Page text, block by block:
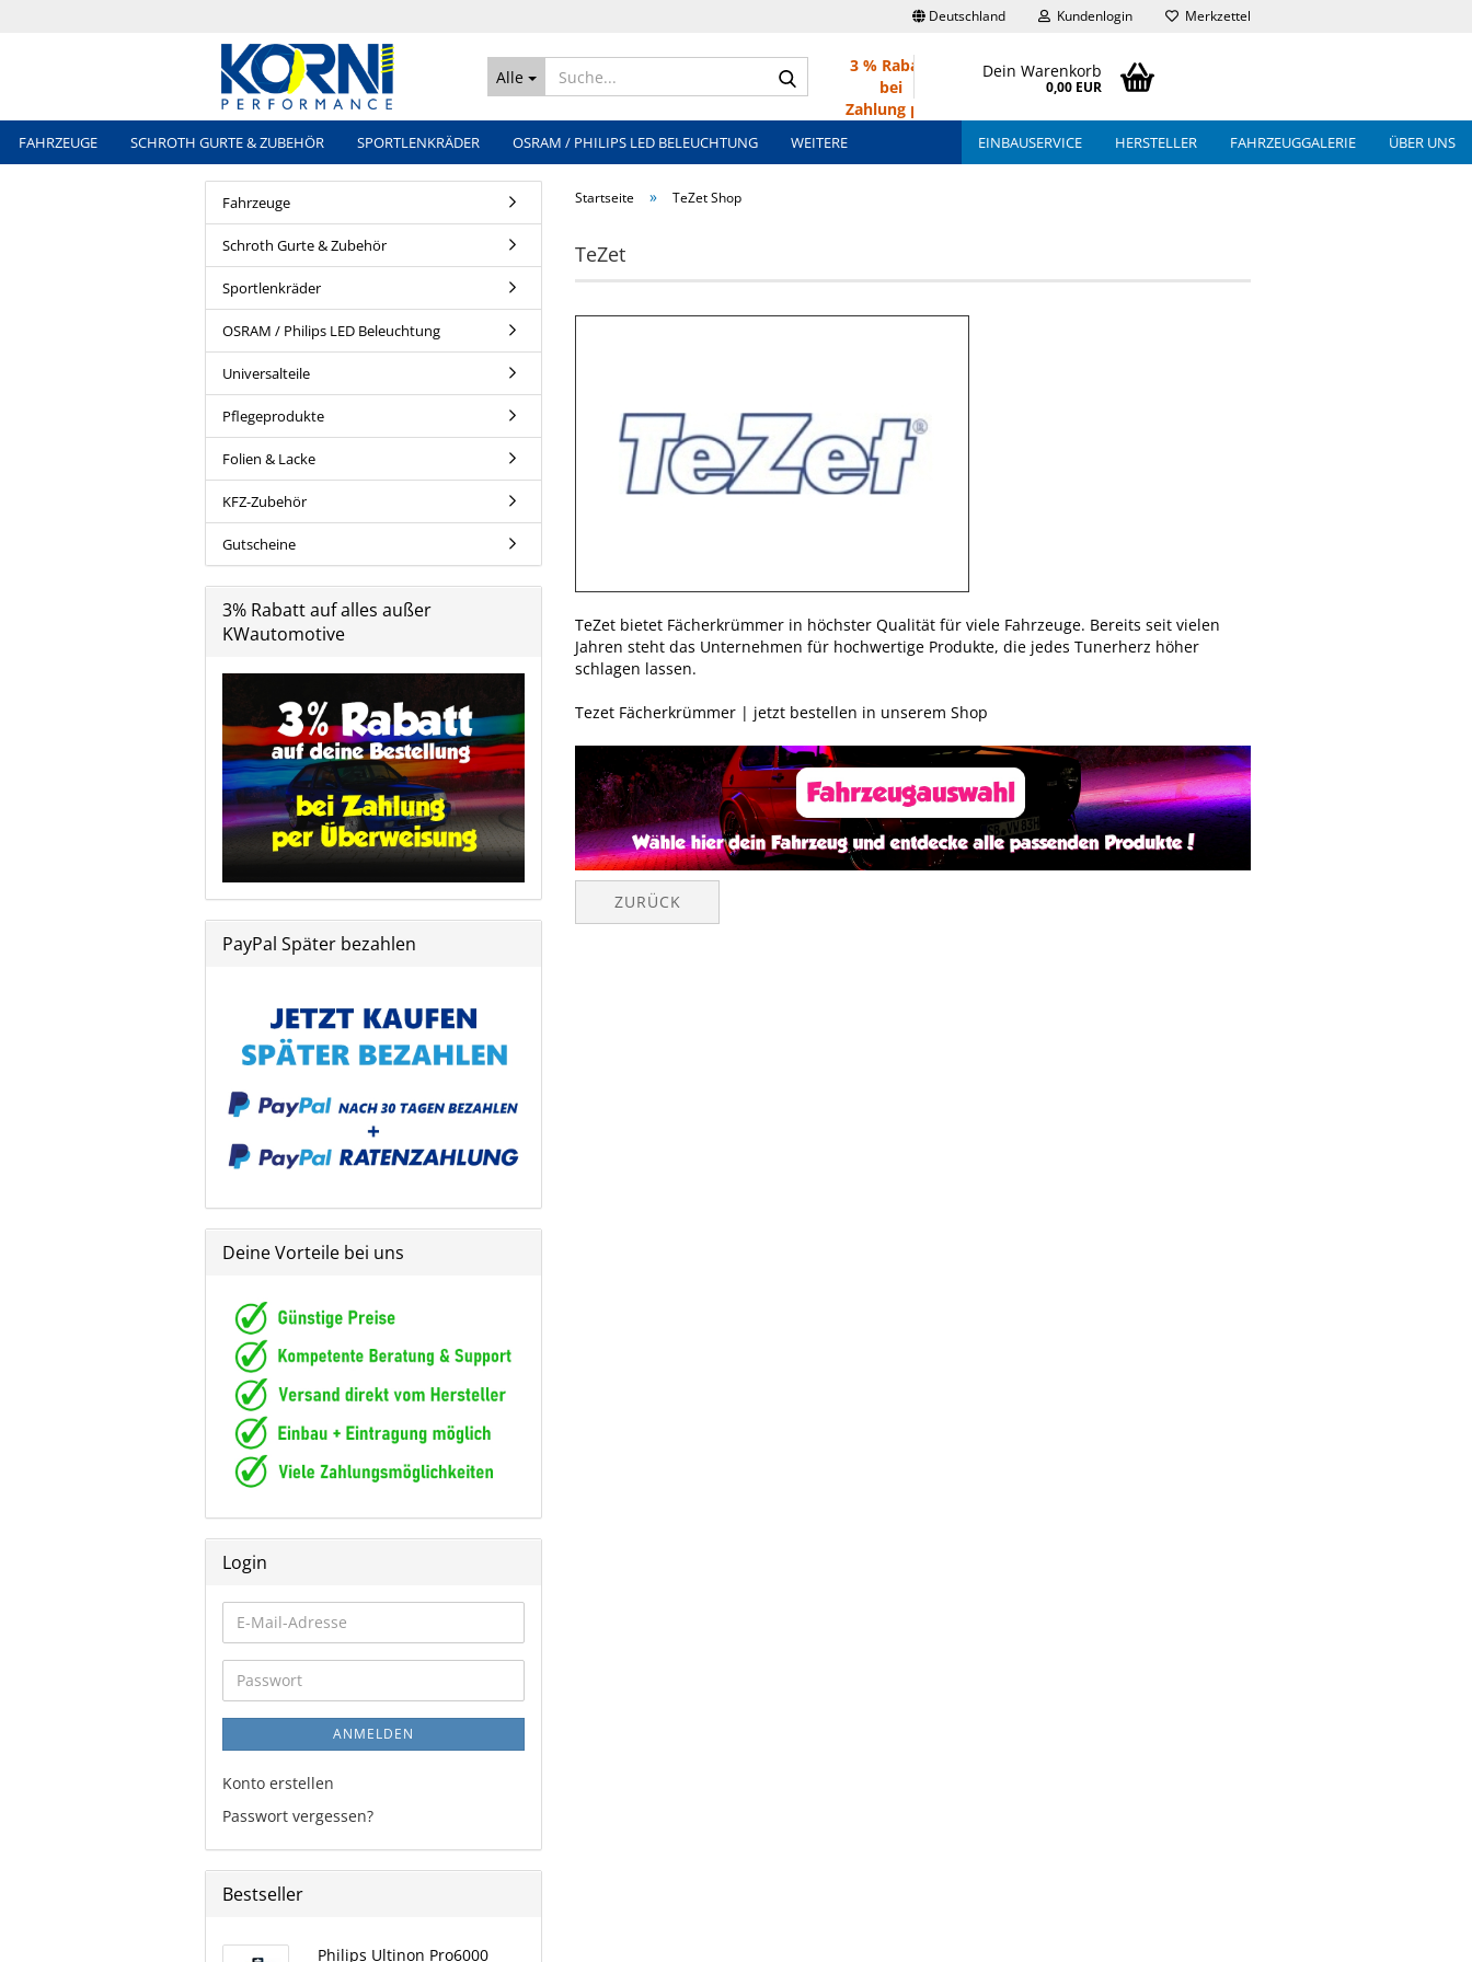
Deutschland Kundenlogin Merkzettel
Alle
Suche...3 % Rabatt
bei
Zahlung per
Dein Warenkorb
0,00 EUR
FAHRZEUGE SCHROTH GURTE & ZUBEHÖR SPORTLENKRÄDER OSRAM / PHILIPS LED BELEUCHTUNG EINBAUSERVICE HERSTELLER FAHRZEUGGALERIE ÜBER UNS
WEITERE
Startseite » TeZet Shop
TeZet
TeZet bietet Fächerkrümmer in höchster Qualität für viele Fahrzeuge. Bereits seit vielen
Jahren steht das Unternehmen für hochwertige Produkte, die jedes Tunerherz höher
schlagen lassen.
Tezet Fächerkrümmer | jetzt bestellen in unserem Shop
ZURÜCK
Fahrzeuge
Schroth Gurte & Zubehör
Sportlenkräder
OSRAM / Philips LED Beleuchtung
Universalteile
Pflegeprodukte
Folien & Lacke
KFZ-Zubehör
Gutscheine
3% Rabatt auf alles außer
KWautomotive
PayPal Später bezahlen
Deine Vorteile bei uns
Login
E-
Mail-
Adresse
Passwort
ANMELDEN
Konto erstellen
Passwort vergessen?
Bestseller
Philips Ultinon Pro6000